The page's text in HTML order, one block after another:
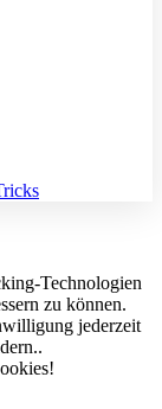
Technologien
zu können.
jederzeit